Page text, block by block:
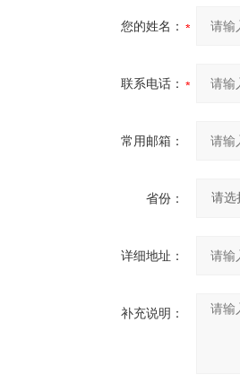
您的姓名：
联系电话：
常用邮箱：
省份：
详细地址：
补充说明：